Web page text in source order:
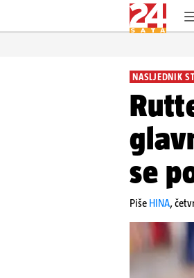
NASLJEDNIK
se
Piše HINA,